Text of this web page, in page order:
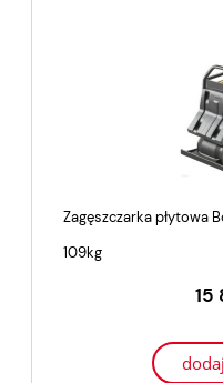
Zagęszczarka płytowa
109kg
15